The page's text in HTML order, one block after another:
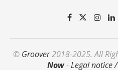
© Groover2018-2025. All
Now-Legal notice